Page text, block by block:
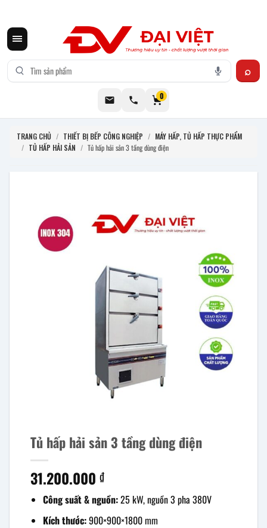
0
TRANG CHỦ / THIẾT BỊ BẾP CÔNG NGHIỆP / MÁY HẤP, TỦ HẤP THỰC PHẨM
/ TỦ HẤP HẢI SẢN / Tủ hấp hải sản 3 tầng dùng điện
Tủ hấp hải sản 3 tầng dùng điện
31.200.000 ₫
Công suất & nguồn:25 kW, nguồn 3 pha 380V
Kích thước:900×900×1800 mm